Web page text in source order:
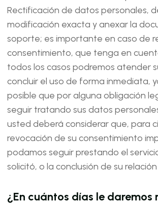
Rectificación de datos personales,
modificación exacta y anexar la
soporte; es importante en caso de
consentimiento, que tenga en
todos los casos podremos atender
concluir el uso de forma inmediata,
posible que por alguna obligación
seguir tratando sus datos
usted deberá considerar que, para
revocación de su consentimiento
podamos seguir prestando el
solicitó, o la conclusión de su
¿En cuántos días le daremos